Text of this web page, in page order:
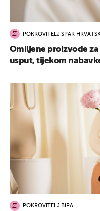
POKROVITELJ SPAR
Omiljene proizvode
usput, tijekom
POKROVITELJ BIPA